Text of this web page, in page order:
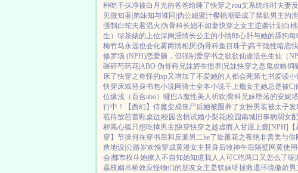
种吃干抹净被白月光的爸爸给睡了快穿之rou文系统临时夫妻
见微知著|弟妹知与谁同|伪公媳蜜汁樱桃潮晕成了禁欲男主的
强制 白蛇夫君温火|伪骨科长媳不如妻快穿之女主逆袭计划 白
生） 绿茶婊的上位深闺淫情长公主的小情郎心肝与她的舔狗每
梅竹马永远也会化雾两情相厌|伪骨科鱼目珠子|高干隐性暗恋
修罗场 (NPH)恋爱脑，但强制爱穿书之欲欲仙途活色生仙（NP
碾碎芍药花|ABO 伪骨科兄妹娇生惯养|兄妹快穿之恶鬼攻略饲
床了快穿之奇怪的xp又增加了不爱她的人都会死第七书爱读小
快穿床戏替身书包小说网骑士全本小说干上瘾女主她总是被C|
位缘浅（百合abo）哑巴A魔性美人祈欢|骨科兄妹堕落的安妮
行中！
【西幻】侍魔变成丧尸后她被圈养了女扮男装被太子发
苞待放芭蕾鞋桌边|校园含桃试婚小梨花|校园南城旧事病弱女
秽黑心狐只想吃掉男主|快穿快穿之趁虚而入甘愿上瘾[NPH]
穿】节操何在穿书后和反派男二he了旋覆花之夜绝非善类与你
造地设|公路岁欢愉穿成黄漫女主替身后牧神午后隔壁网黄使
会|都市权斗她撩人不自知她知道我人人可C吃两口又怎么了呢|
荔枝姻吊桥效应怪物们的朋友女主是软妹呀拯救退环境傲娇男